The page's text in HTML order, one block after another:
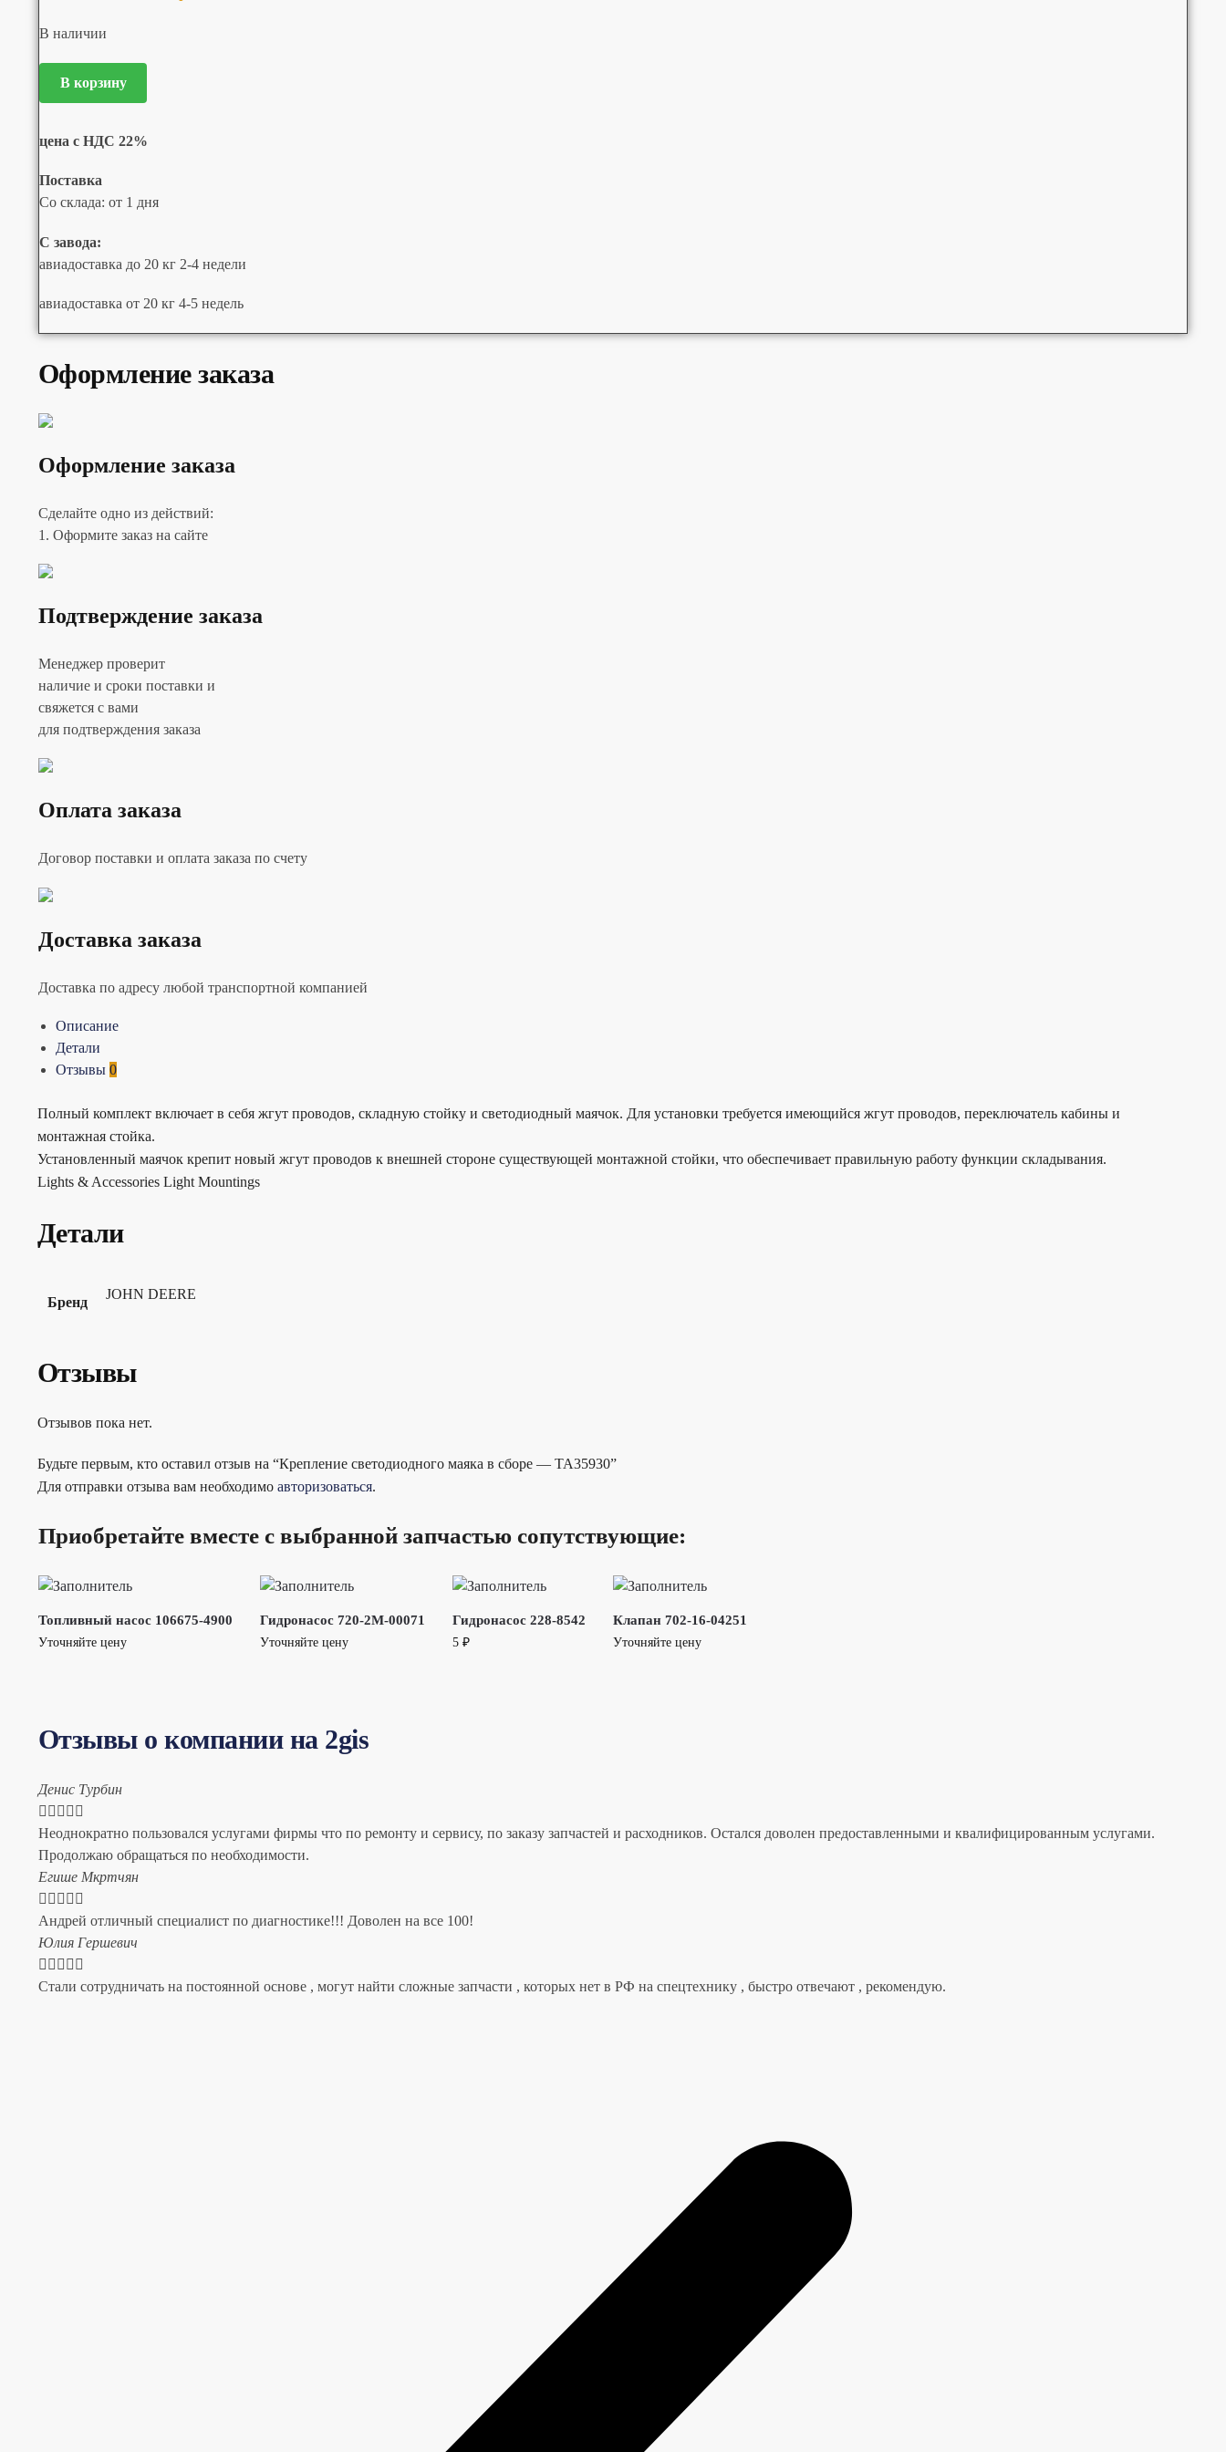
В наличии
В корзину
цена с НДС 22%
Поставка
Со склада: от 1 дня
С завода:
авиадоставка до 20 кг 2-4 недели
авиадоставка от 20 кг 4-5 недель
Оформление заказа
Оформление заказа
Сделайте одно из действий:
1. Оформите заказ на сайте
Подтверждение заказа
Менеджер проверит
наличие и сроки поставки и
свяжется с вами
для подтверждения заказа
Оплата заказа
Договор поставки и оплата заказа по счету
Доставка заказа
Доставка по адресу любой транспортной компанией
Описание
Детали
Отзывы 0
Полный комплект включает в себя жгут проводов, складную стойку и светодиодный маячок. Для установки требуется имеющийся жгут проводов, переключатель кабины и
монтажная стойка.
Установленный маячок крепит новый жгут проводов к внешней стороне существующей монтажной стойки, что обеспечивает правильную работу функции складывания.
Lights & Accessories Light Mountings
Детали
Бренд
JOHN DEERE
Отзывы
Отзывов пока нет.
Будьте первым, кто оставил отзыв на “Крепление светодиодного маяка в сборе — TA35930”
Для отправки отзыва вам необходимо авторизоваться.
Приобретайте вместе с выбранной запчастью сопутствующие:
Топливный насос 106675-4900
Уточняйте цену
Гидронасос 720-2M-00071
Уточняйте цену
Гидронасос 228-8542
5 ₽
Клапан 702-16-04251
Уточняйте цену
Отзывы о компании на 2gis
Денис Турбин
    
Неоднократно пользовался услугами фирмы что по ремонту и сервису, по заказу запчастей и расходников. Остался доволен предоставленными и квалифицированным услугами.
Продолжаю обращаться по необходимости.
​Егише Мкртчян
    
Андрей отличный специалист по диагностике!!! Доволен на все 100!
​Юлия Гершевич
    
Стали сотрудничать на постоянной основе , могут найти сложные запчасти , которых нет в РФ на спецтехнику , быстро отвечают , рекомендую.